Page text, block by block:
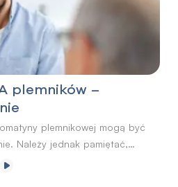
rozrodczy mężczyzny.
plemników –
plemnikowej mogą być
Należy jednak pamiętać,
przyczyniają się